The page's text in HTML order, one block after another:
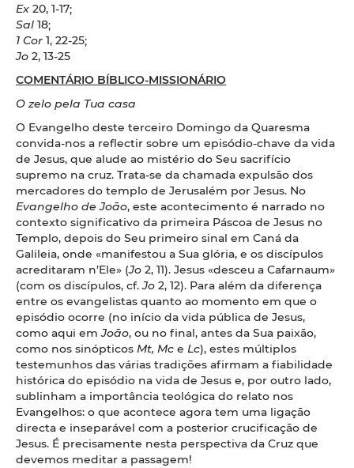
Ex 20, 1-17;
Sal 18;
1 Cor 1, 22-25;
Jo 2, 13-25
COMENTÁRIO BÍBLICO-MISSIONÁRIO
O zelo pela Tua casa
O Evangelho deste terceiro Domingo da Quaresma
convida-nos a reflectir sobre um episódio-chave da vida
de Jesus, que alude ao mistério do Seu sacrifício
supremo na cruz. Trata-se da chamada expulsão dos
mercadores do templo de Jerusalém por Jesus. No
Evangelho de João, este acontecimento é narrado no
contexto significativo da primeira Páscoa de Jesus no
Templo, depois do Seu primeiro sinal em Caná da
Galileia, onde «manifestou a Sua glória, e os discípulos
acreditaram n’Ele» (Jo 2, 11). Jesus «desceu a Cafarnaum»
(com os discípulos, cf.Jo 2, 12). Para além da diferença
entre os evangelistas quanto ao momento em que o
episódio ocorre (no início da vida pública de Jesus,
como aqui emJoão, ou no final, antes da Sua paixão,
como nos sinópticos Mt, Mc e Lc), estes múltiplos
testemunhos das várias tradições afirmam a fiabilidade
histórica do episódio na vida de Jesus e, por outro lado,
sublinham a importância teológica do relato nos
Evangelhos: o que acontece agora tem uma ligação
directa e inseparável com a posterior crucificação de
Jesus. É precisamente nesta perspectiva da Cruz que
devemos meditar a passagem!